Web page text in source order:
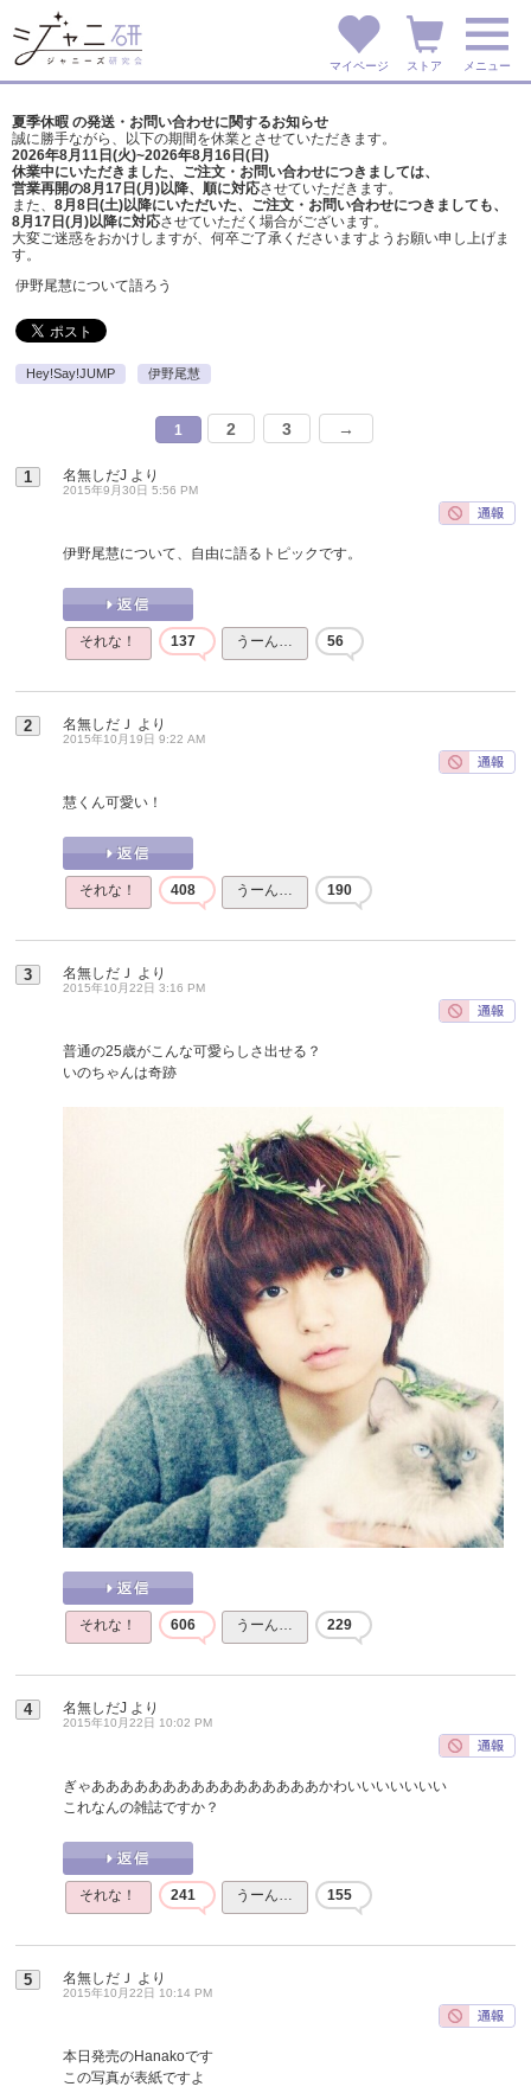
マイページ ストア メニュー
夏季休暇 の発送・お問い合わせに関するお知らせ
誠に勝手ながら、以下の期間を休業とさせていただきます。
2026年8月11日(火)~2026年8月16日(日)
休業中にいただきました、ご注文・お問い合わせにつきましては、
営業再開の8月17日(月)以降、順に対応させていただきます。
また、 8月8日(土)以降にいただいた、ご注文・ お問い合わせにつきましても、
8月17日(月)以降に対応させていただく場合がございます。
大変ご迷惑をおかけしますが、 何卒ご了承くださいますようお願い申し上げま
す。
伊野尾慧について語ろう
Hey!Say!JUMP 伊野尾慧
1 2 3 →
1 名無しだJ より
2015年9月30日 5:56 PM
伊野尾慧について、自由に語るトピックです。
それな！ 137 うーん… 56
2 名無しだＪ より
2015年10月19日 9:22 AM
慧くん可愛い！
それな！ 408 うーん… 190
3 名無しだＪ より
2015年10月22日 3:16 PM
普通の25歳がこんな可愛らしさ出せる？
いのちゃんは奇跡
それな！ 606 うーん… 229
4 名無しだJ より
2015年10月22日 10:02 PM
ぎゃああああああああああああああああかわいいいいいいい
これなんの雑誌ですか？
それな！ 241 うーん… 155
5 名無しだＪ より
2015年10月22日 10:14 PM
本日発売のHanakoです
この写真が表紙ですよ